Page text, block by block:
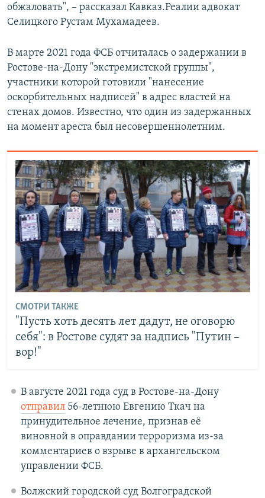
обжаловать", – рассказал Кавказ.Реалии адвокат
Селицкого Рустам Мухамадеев.
В марте 2021 года ФСБ отчиталась о задержании в
Ростове-на-Дону "экстремистской группы",
участники которой готовили "нанесение
оскорбительных надписей" в адрес властей на
стенах домов. Известно, что один из задержанных
на момент ареста был несовершеннолетним.
СМОТРИ ТАКЖЕ
"Пусть хоть десять лет дадут, не оговорю
себя": в Ростове судят за надпись "Путин –
вор!"
В августе 2021 года суд в Ростове-на-Дону
отправил56-летнюю Евгению Ткач на
принудительное лечение, признав её
виновной в оправдании терроризма из-за
комментариев о взрыве в архангельском
управлении ФСБ.
Волжский городской суд Волгоградской